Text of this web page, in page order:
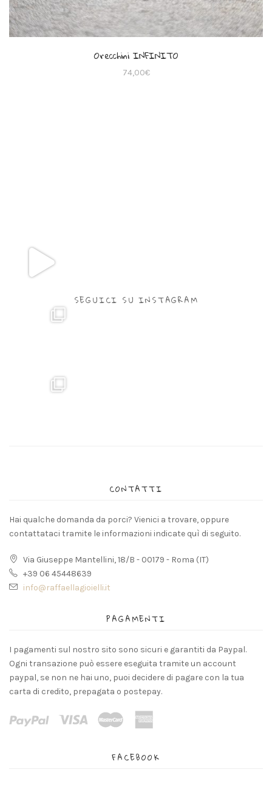
Orecchini INFINITO
74,00€
SEGUICI SU INSTAGRAM
CONTATTI
Hai qualche domanda da porci? Vienici a trovare, oppure
contattataci tramite le informazioni indicate quì di seguito.
Via Giuseppe Mantellini, 18/B - 00179 - Roma (IT)
+39 06 45448639
info@raffaellagioielli.it
PAGAMENTI
I pagamenti sul nostro sito sono sicuri e garantiti da Paypal.
Ogni transazione può essere eseguita tramite un account
paypal, se non ne hai uno, puoi decidere di pagare con la tua
carta di credito, prepagata o postepay.
FACEBOOK